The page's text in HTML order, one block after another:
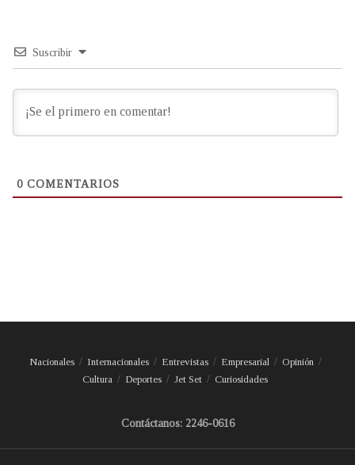
Suscribir
0 COMENTARIOS
Nacionales Internacionales Entrevistas Empresarial
Opinión
Cultura
Deportes Jet Set Curiosidades
Contáctanos: 2246-0616